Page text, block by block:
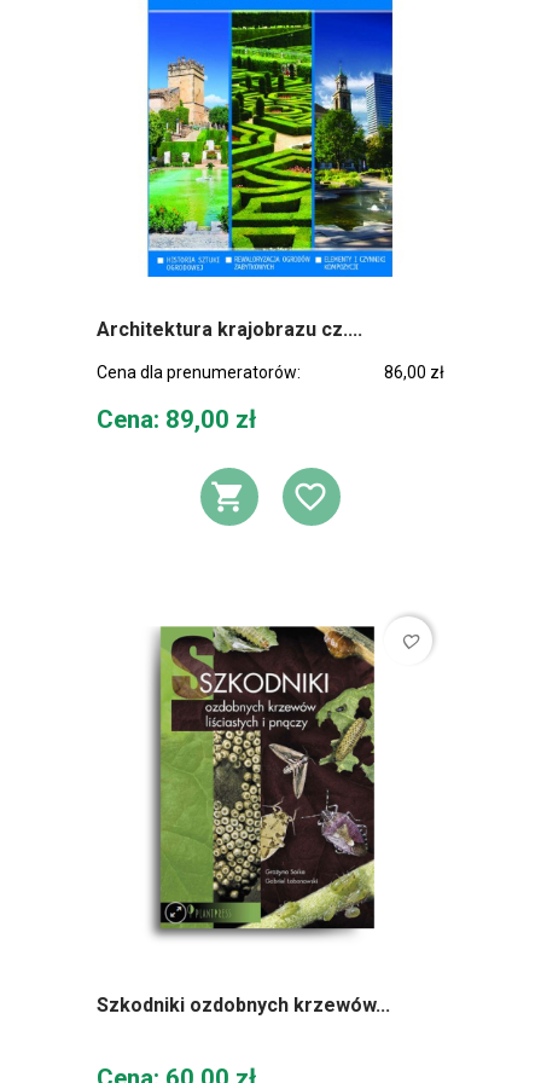
Architektura krajobrazu cz....
Cena dla prenumeratorów: 86,00 zł
Cena
Cena: 89,00 zł
DODAJ DO
DODAJ DO
favorite_border
Szkodniki ozdobnych krzewów...